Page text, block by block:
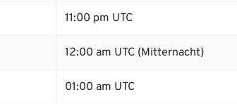
11:00 pm UTC
12:00 am UTC (Mitternacht)
01:00 am UTC